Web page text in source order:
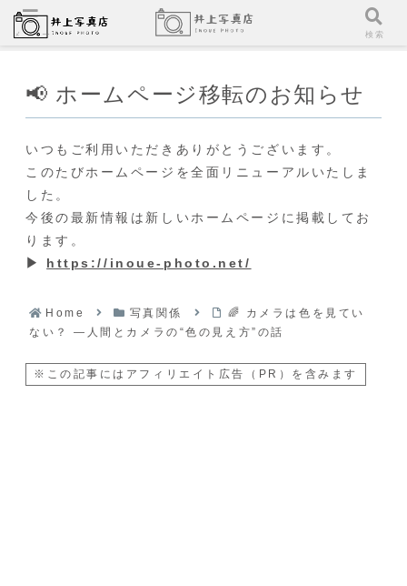
📢 ホームページ移転のお知らせ
いつもご利用いただきありがとうございます。
このたびホームページを全面リニューアルいたしま
した。
今後の最新情報は新しいホームページに掲載してお
ります。
▶ https://inoue-photo.net/
Home 写真関係
🌈 カメラは色を見てい
ない？ ―人間とカメラの“色の見え方”の話
※この記事にはアフィリエイト広告（PR）を含みます
メニュー 検索